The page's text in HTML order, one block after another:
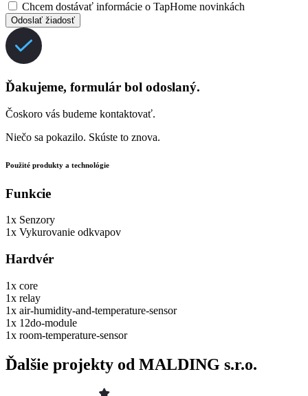
Chcem dostávať informácie o TapHome novinkách
Odoslať žiadosť
Ďakujeme, formulár bol odoslaný.
Čoskoro vás budeme kontaktovať.
Niečo sa pokazilo. Skúste to znova.
Použité produkty a technológie
Funkcie
1x Senzory
1x Vykurovanie odkvapov
Hardvér
1x core
1x relay
1x air-humidity-and-temperature-sensor
1x 12do-module
1x room-temperature-sensor
Ďalšie projekty od MALDING s.r.o.